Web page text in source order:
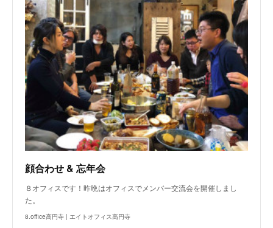
顔合わせ & 忘年会
８オフィスです！昨晩はオフィスでメンバー交流会を開催しまし
た。
8.office高円寺 | エイトオフィス高円寺